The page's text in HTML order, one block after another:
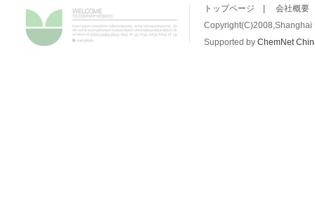
トップページ 会社概要
Copyright(C)2008,Shanghai
Supported by ChemNet